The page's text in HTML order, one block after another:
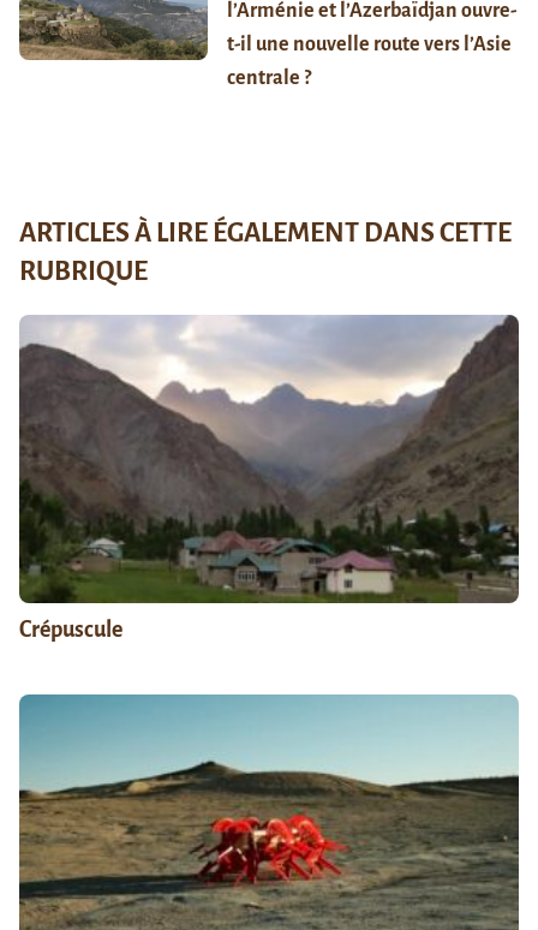
l’Arménie et l’Azerbaïdjan ouvre-
t-il une nouvelle route vers l’Asie
centrale ?
ARTICLES À LIRE ÉGALEMENT DANS CETTE
RUBRIQUE
Crépuscule